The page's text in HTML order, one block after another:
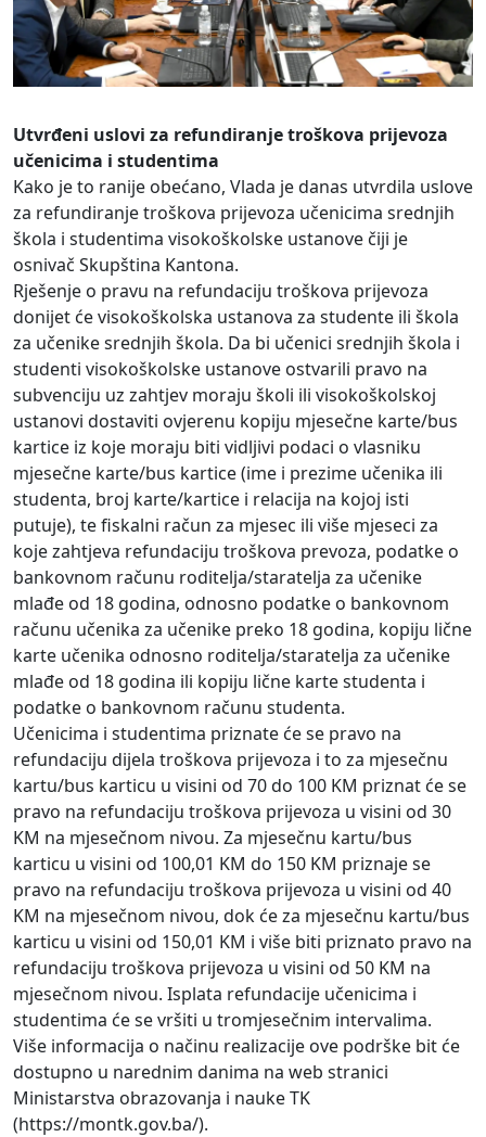
Utvrđeni uslovi za refundiranje troškova prijevoza
učenicima i studentima
Kako je to ranije obećano, Vlada je danas utvrdila uslove
za refundiranje troškova prijevoza učenicima srednjih
škola i studentima visokoškolske ustanove čiji je
osnivač Skupština Kantona.
Rješenje o pravu na refundaciju troškova prijevoza
donijet će visokoškolska ustanova za studente ili škola
za učenike srednjih škola. Da bi učenici srednjih škola i
studenti visokoškolske ustanove ostvarili pravo na
subvenciju uz zahtjev moraju školi ili visokoškolskoj
ustanovi dostaviti ovjerenu kopiju mjesečne karte/bus
kartice iz koje moraju biti vidljivi podaci o vlasniku
mjesečne karte/bus kartice (ime i prezime učenika ili
studenta, broj karte/kartice i relacija na kojoj isti
putuje), te fiskalni račun za mjesec ili više mjeseci za
koje zahtjeva refundaciju troškova prevoza, podatke o
bankovnom računu roditelja/staratelja za učenike
mlađe od 18 godina, odnosno podatke o bankovnom
računu učenika za učenike preko 18 godina, kopiju lične
karte učenika odnosno roditelja/staratelja za učenike
mlađe od 18 godina ili kopiju lične karte studenta i
podatke o bankovnom računu studenta.
Učenicima i studentima priznate će se pravo na
refundaciju dijela troškova prijevoza i to za mjesečnu
kartu/bus karticu u visini od 70 do 100 KM priznat će se
pravo na refundaciju troškova prijevoza u visini od 30
KM na mjesečnom nivou. Za mjesečnu kartu/bus
karticu u visini od 100,01 KM do 150 KM priznaje se
pravo na refundaciju troškova prijevoza u visini od 40
KM na mjesečnom nivou, dok će za mjesečnu kartu/bus
karticu u visini od 150,01 KM i više biti priznato pravo na
refundaciju troškova prijevoza u visini od 50 KM na
mjesečnom nivou. Isplata refundacije učenicima i
studentima će se vršiti u tromjesečnim intervalima.
Više informacija o načinu realizacije ove podrške bit će
dostupno u narednim danima na web stranici
Ministarstva obrazovanja i nauke TK
(https://montk.gov.ba/).